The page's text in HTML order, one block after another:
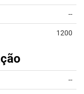
--
1200
--